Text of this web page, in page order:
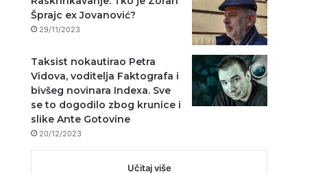
Šprajc ex Jovanović?
29/11/2023
Taksist nokautirao Petra
Vidova, voditelja Faktografa i
bivšeg novinara Indexa. Sve
se to dogodilo zbog krunice i
slike Ante Gotovine
20/12/2023
Učitaj više